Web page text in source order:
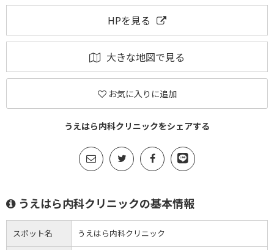
HPを見る
大きな地図で見る
お気に入りに追加
うえはら内科クリニックをシェアする
うえはら内科クリニックの基本情報
スポット名 うえはら内科クリニック